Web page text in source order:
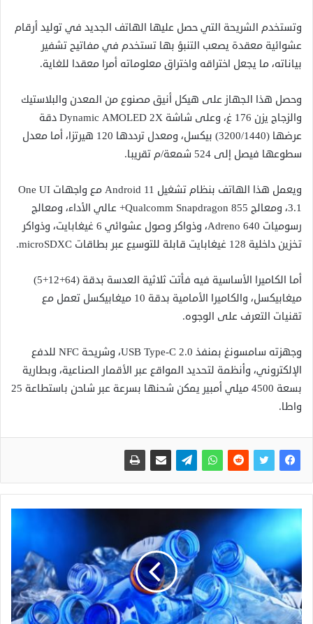
وتستخدم الشريحة التي حصل عليها الهاتف الجديد في توليد أرقام
عشوائية معقدة يصعب التنبؤ بها تستخدم في مفاتيح تشفير
بياناته، ما يجعل اختراقه واختراق معلوماته أمرا معقدا للغاية.
وحصل هذا الجهاز على هيكل أنيق مصنوع من المعدن والبلاستيك
والزجاج يزن 176 غ، وعلى شاشة Dynamic AMOLED 2X دقة
عرضها (3200/1440) بيكسل، ومعدل ترددها 120 هيرتزا، أما معدل
سطوعها فيصل إلى 524 شمعة/م تقريبا.
ويعمل هذا الهاتف بنظام تشغيل Android 11 مع واجهات One UI
3.1، ومعالج Qualcomm Snapdragon 855+ عالي الأداء، ومعالج
رسوميات Adreno 640، وذواكر وصول عشوائي 6 غيغابايت، وذواكر
تخزين داخلية 128 غيغابايت قابلة للتوسيع عبر بطاقات microSDXC.
أما الكاميرا الأساسية فيه فأتت ثلاثية العدسة بدقة (64+12+5)
ميغابيكسل، والكاميرا الأمامية بدقة 10 ميغابيكسل تعمل مع
تقنيات التعرف على الوجوه.
وجهزته سامسونغ بمنفذ USB Type-C 2.0، وشريحة NFC للدفع
الإلكتروني، وأنظمة لتحديد المواقع عبر الأقمار الصناعية، وبطارية
بسعة 4500 ميلي أمبير يمكن شحنها بسرعة عبر شاحن باستطاعة 25
واطا.